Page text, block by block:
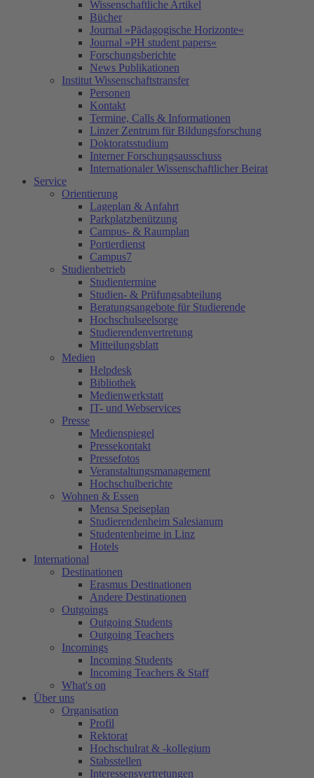
Wissenschaftliche Artikel
Bücher
Journal »Pädagogische Horizonte«
Journal »PH student papers«
Forschungsberichte
News Publikationen
Institut Wissenschaftstransfer
Personen
Kontakt
Termine, Calls & Informationen
Linzer Zentrum für Bildungsforschung
Doktoratsstudium
Interner Forschungsausschuss
Internationaler Wissenschaftlicher Beirat
Service
Orientierung
Lageplan & Anfahrt
Parkplatzbenützung
Campus- & Raumplan
Portierdienst
Campus7
Studienbetrieb
Studientermine
Studien- & Prüfungsabteilung
Beratungsangebote für Studierende
Hochschulseelsorge
Studierendenvertretung
Mitteilungsblatt
Medien
Helpdesk
Bibliothek
Medienwerkstatt
IT- und Webservices
Presse
Medienspiegel
Pressekontakt
Pressefotos
Veranstaltungsmanagement
Hochschulberichte
Wohnen & Essen
Mensa Speiseplan
Studierendenheim Salesianum
Studentenheime in Linz
Hotels
International
Destinationen
Erasmus Destinationen
Andere Destinationen
Outgoings
Outgoing Students
Outgoing Teachers
Incomings
Incoming Students
Incoming Teachers & Staff
What's on
Über uns
Organisation
Profil
Rektorat
Hochschulrat & -kollegium
Stabsstellen
Interessensvertretungen